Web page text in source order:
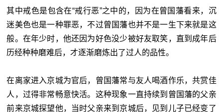
其中戒色是包含在“戒行恶”之中的，因为在曾国藩看来，沉
迷美色也是一种罪恶，不过曾国藩也并不是一生下来就是这
般。在年少时，他还因为好色没少被好友取笑，直到成年后
历经种种磨难后，才逐渐磨炼出了过人的品性。
在离家进入京城为官后，曾国藩常与友人喝酒作乐，共赏佳
人，过得非常畅意快活。这种现象一直持续到曾国藩的父亲
前来京城探望他，当时父亲来到京城后，见到儿子已经变了